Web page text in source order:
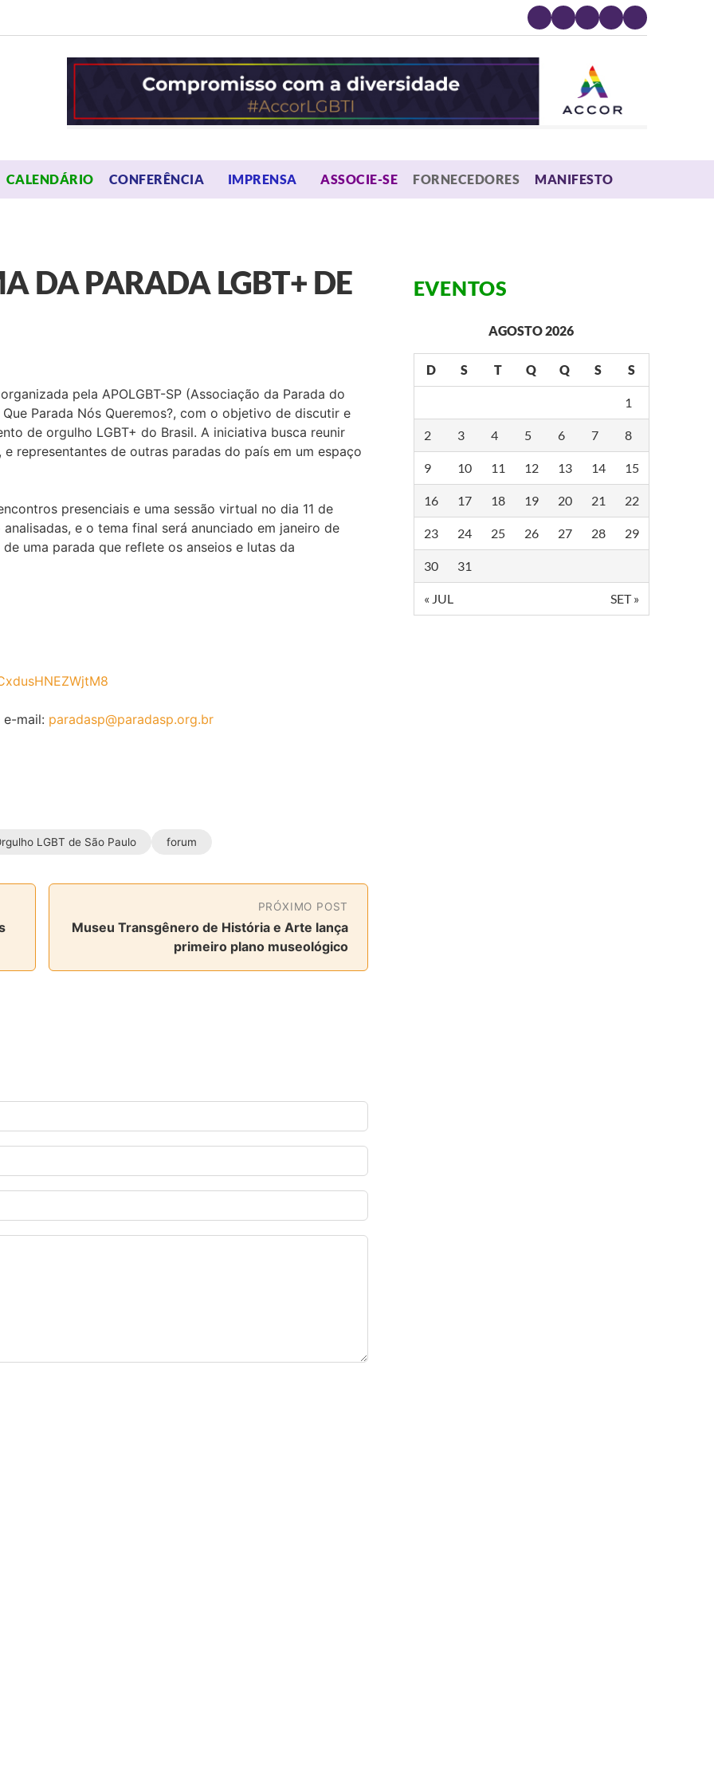
CALENDÁRIO CONFERÊNCIA OPEN MENU
IMPRENSA OPEN MENU
ASSOCIE-SE FORNECEDORES MANIFESTO
DA PARADA LGBT+ DE
pela APOLGBT-SP (Associação da Parada do
Parada Nós Queremos?, com o objetivo de discutir e
de orgulho LGBT+ do Brasil. A iniciativa busca reunir
representantes de outras paradas do país em um espaço
presenciais e uma sessão virtual no dia 11 de
e o tema final será anunciado em janeiro de
uma parada que reflete os anseios e lutas da
mail: paradasp@paradasp.org.br
LGBT de São Paulo forum
PRÓXIMO POST
Museu Transgênero de História e Arte lança
primeiro plano museológico
EVENTOS
AGOSTO 2026
D S T Q Q S S
1
2 3 4 5 6 7 8
9 10 11 12 13 14 15
16 17 18 19 20 21 22
23 24 25 26 27 28 29
30 31
« JUL SET »